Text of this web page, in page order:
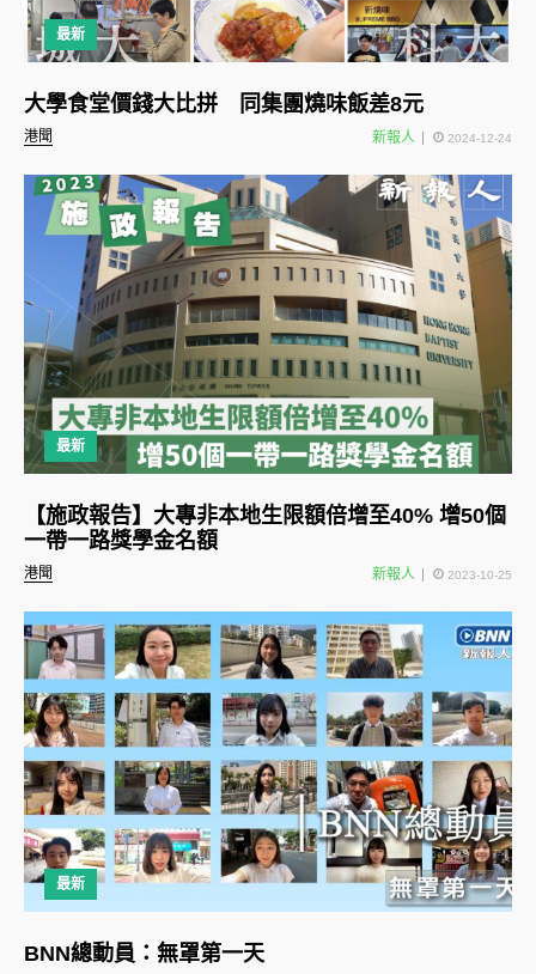
最新
港聞
大學食堂價錢大比拼 同集團燒味飯差8元
新報人 2024-12-24
最新
港聞
【施政報告】大專非本地生限額倍增至40% 增50個
一帶一路獎學金名額
新報人 2023-10-25
最新
BNN總動員：無罩第一天